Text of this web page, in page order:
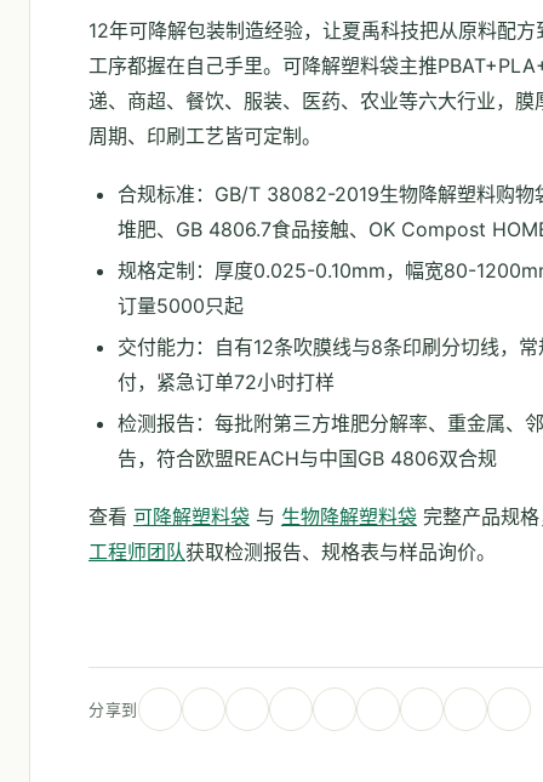
12年可降解包装制造经验，让夏禹科技把从原料配
工序都握在自己手里。可降解塑料袋主推
递、商超、餐饮、服装、医药、农业等六大行业，膜
周期、印刷工艺皆可定制。
合规标准：GB/T 38082-2019生物降解塑料购物
堆肥、GB 4806.7食品接触、OK Compost
规格定制：厚度0.025-0.10mm，幅宽80-
订量5000只起
交付能力：自有12条吹膜线与8条印刷分切线，
付，紧急订单72小时打样
检测报告：每批附第三方堆肥分解率、重金属、
告，符合欧盟REACH与中国GB 4806双合规
查看 可降解塑料袋 与 生物降解塑料袋 完整产品规
工程师团队获取检测报告、规格表与样品询价。
分享到